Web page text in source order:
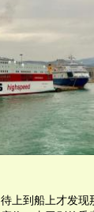
上到船上才发现